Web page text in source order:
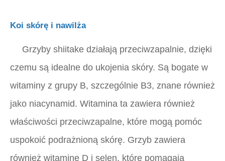
Koi skórę i nawilża
Grzyby shiitake działają przeciwzapalnie, dzięki
czemu są idealne do ukojenia skóry. Są bogate w
witaminy z grupy B, szczególnie B3, znane również
jako niacynamid. Witamina ta zawiera również
właściwości przeciwzapalne, które mogą pomóc
uspokoić podrażnioną skórę. Grzyb zawiera
również witaminę D i selen, które pomagają